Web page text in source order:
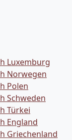
Luxemburg
Norwegen
Polen
Schweden
Türkei
England
Griechenland